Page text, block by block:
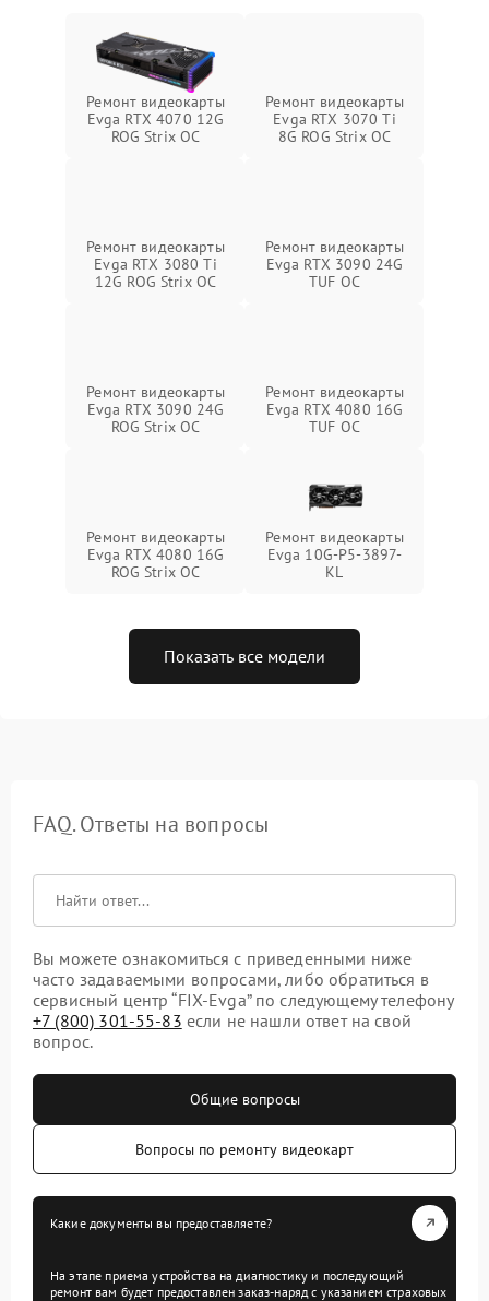
Ремонт видеокарты
Evga RTX 4070 12G
ROG Strix OC
Ремонт видеокарты
Evga RTX 3070 Ti
8G ROG Strix OC
Ремонт видеокарты
Evga RTX 3080 Ti
12G ROG Strix OC
Ремонт видеокарты
Evga RTX 3090 24G
TUF OC
Ремонт видеокарты
Evga RTX 3090 24G
ROG Strix OC
Ремонт видеокарты
Evga RTX 4080 16G
TUF OC
Ремонт видеокарты
Evga RTX 4080 16G
ROG Strix OC
Ремонт видеокарты
Evga 10G-P5-3897-
KL
Показать все модели
FAQ. Ответы на вопросы
Вы можете ознакомиться с приведенными ниже
часто задаваемыми вопросами, либо обратиться в
сервисный центр “FIX-Evga” по следующему телефону
+7 (800) 301-55-83 если не нашли ответ на свой
вопрос.
Общие вопросы
Вопросы по ремонту видеокарт
Какие документы вы предоставляете?
На этапе приема устройства на диагностику и последующий
ремонт вам будет предоставлен заказ-наряд с указанием страховых